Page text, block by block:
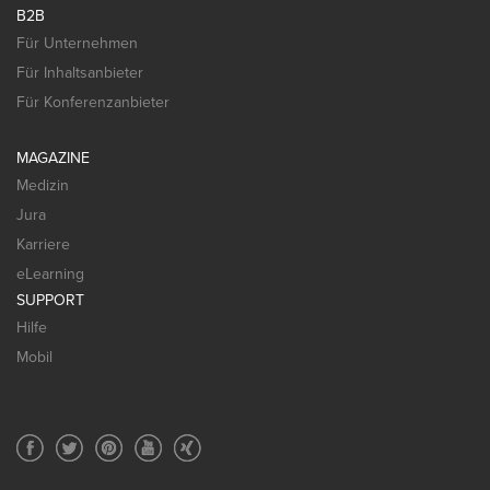
B2B
Für Unternehmen
Für Inhaltsanbieter
Für Konferenzanbieter
MAGAZINE
Medizin
Jura
Karriere
eLearning
SUPPORT
Hilfe
Mobil